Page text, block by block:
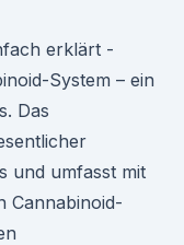
erklärt -
System – ein
Das
und umfasst mit
Cannabinoid-